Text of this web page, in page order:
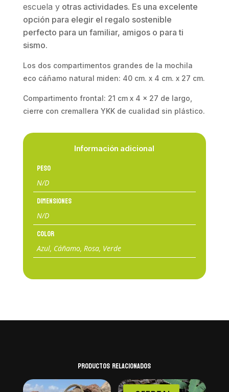
escuela yotras actividades. Es una excelente
opción para elegir el regalo sostenible
perfecto para un familiar, amigos o para ti
sismo.
Los dos compartimentos grandes de la mochila
eco cáñamo natural miden: 40 cm. x 4 cm. x 27 cm.
Compartimento frontal: 21 cm x 4 x 27 de largo,
cierre con cremallera YKK de cualidad sin plástico.
Información adicional
Peso
N/D
Dimensiones
N/D
Color
Azul, Cáñamo, Rosa, Verde
Productos relacionados